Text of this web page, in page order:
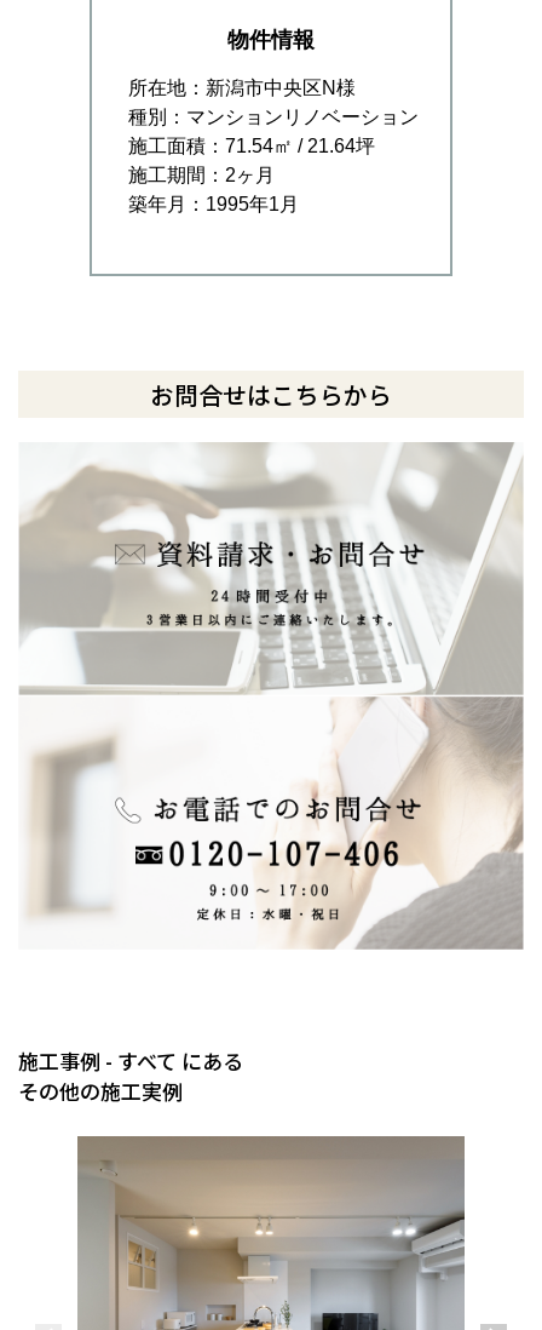
物件情報
所在地：新潟市中央区N様
種別：マンションリノベーション
施工面積：71.54㎡ / 21.64坪
施工期間：2ヶ月
築年月：1995年1月
お問合せはこちらから
施工事例 - すべて にある
その他の施工実例